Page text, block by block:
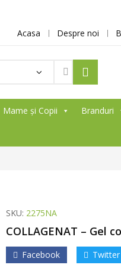
Acasa
Despre noi
Mame și Copii Branduri
SKU: 2275NA
COLLAGENAT – Gel
Facebook Twitter